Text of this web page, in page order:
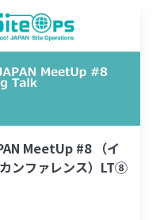
MeetUp #8 （イ
ンファレンス）LT⑧